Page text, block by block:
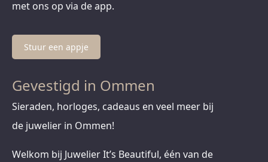
met ons op via de app.
Stuur een appje
Gevestigd in Ommen
Sieraden, horloges, cadeaus en veel meer bij
de juwelier in Ommen!
Welkom bij Juwelier It’s Beautiful, één van de